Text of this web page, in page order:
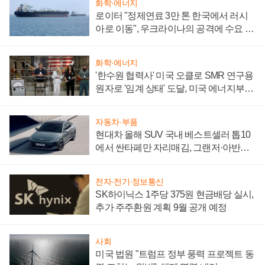
화학·에너지
로이터 "정제연료 3만 톤 한국에서 러시
아로 이동", 우크라이나의 공격에 수요 늘
화학·에너지
'한수원 협력사' 미국 오클로 SMR 연구용
원자로 '임계 상태' 도달, 미국 에너지부
자동차·부품
현대차 올해 SUV 국내 베스트셀러 톱10
에서 싼타페만 자리매김, 그랜저·아반떼
전자·전기·정보통신
SK하이닉스 1주당 375원 현금배당 실시,
추가 주주환원 계획 9월 공개 예정
사회
미국 법원 "트럼프 정부 풍력 프로젝트 동